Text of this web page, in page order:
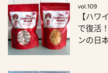
vol.109
【ハワ
で復活
ンの日